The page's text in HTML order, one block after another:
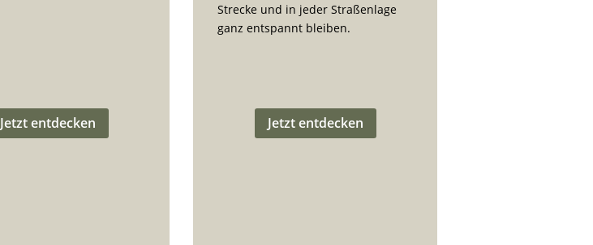
Jetzt entdecken
Strecke und in jeder Straßenlage
ganz entspannt bleiben.
Jetzt entdecken